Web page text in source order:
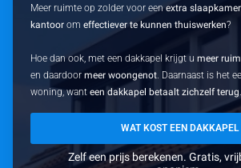
Meer ruimte op zolder voor eenextra slaapkamer
kantoor omeffectiever te kunnen thuiswerken?
Hoe dan ook, met een dakkapel krijgt umeer
en daardoormeer woongenot . Daarnaast is het
woning, wanteen dakkapel betaalt zichzelf terug
WAT KOST EEN DAKKAPEL
Zelf een prijs berekenen. Gratis,